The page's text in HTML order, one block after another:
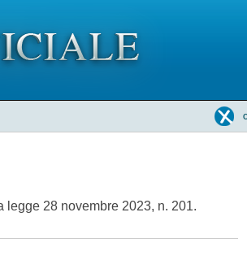
28 novembre 2023, n. 201.